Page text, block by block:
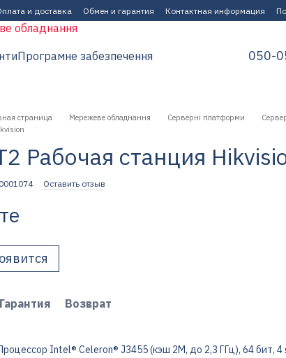
и доставка Обмен и гарантия Контактная информация
обладнання
Програмне забезпечення
050-
страница Мережеве обладнання Серверні платформи
Рабочая станция
Оставить отзыв
Гарантия
Возврат
Intel® Celeron® J3455 (кэш 2M, до 2,3 ГГц), 64 бит,